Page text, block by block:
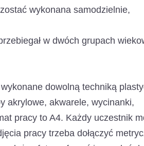
wykonana samodzielnie,
w dwóch grupach
dowolną techniką
akrylowe, akwarele, wycinanki,
pracy to A4. Każdy uczestnik
pracy trzeba dołączyć